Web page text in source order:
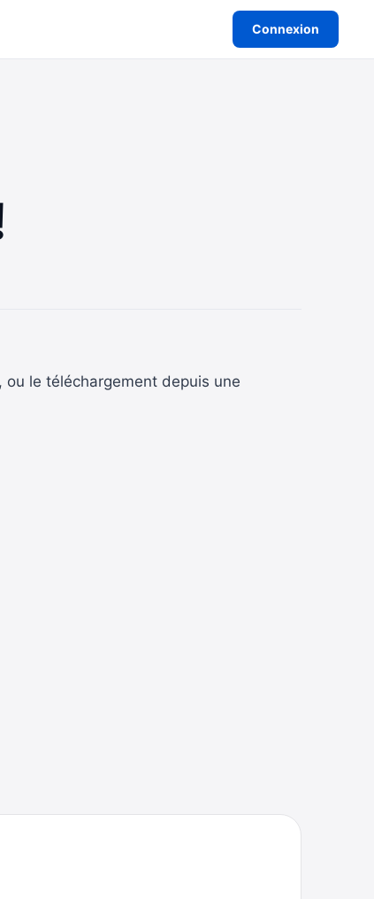
Connexion
ou le téléchargement depuis une